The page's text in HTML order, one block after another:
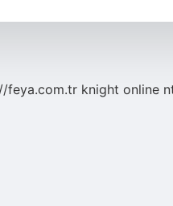
feya.com.tr knight online